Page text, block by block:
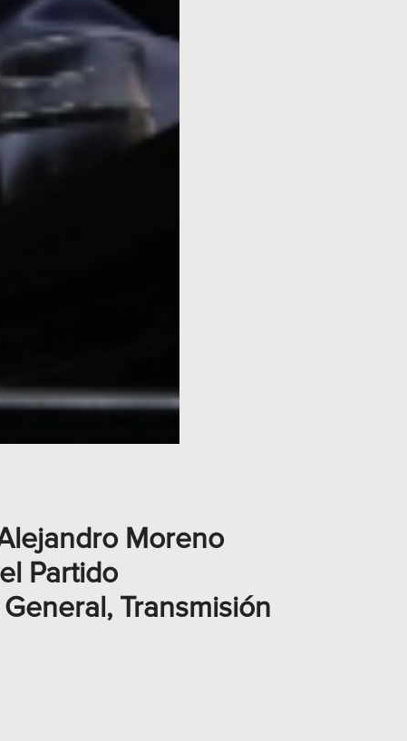
Moreno
Partido
Transmisión